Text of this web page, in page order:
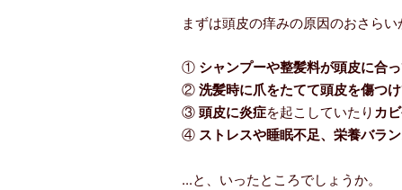
まずは頭皮の痒みの原因のおさらい
① シャンプーや整髪料が頭皮に合
②洗髪時に爪をたてて頭皮を傷つ
③頭皮に炎症を起こしていたりカ
④ ストレスや睡眠不足、栄養バラ
...と、いったところでしょうか。